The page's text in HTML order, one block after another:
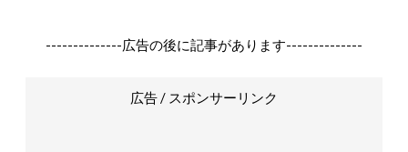
--------------広告の後に記事があります--------------
広告 / スポンサーリンク